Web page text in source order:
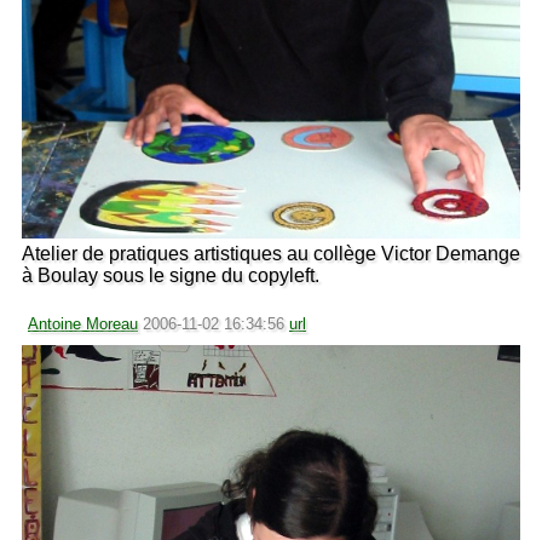
Atelier de pratiques artistiques au collège Victor Demange
à Boulay sous le signe du copyleft.
Antoine Moreau 2006-11-02 16:34:56 url